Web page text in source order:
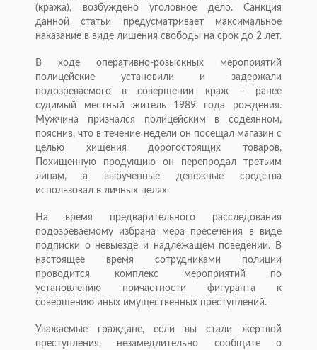
(кража), возбуждено уголовное дело. Санкция
данной статьи предусматривает максимальное
наказание в виде лишения свободы на срок до 2 лет.
В ходе оперативно-розыскных мероприятий
полицейские установили и задержали
подозреваемого в совершении краж – ранее
судимый местный житель 1989 года рождения.
Мужчина признался полицейским в содеянном,
пояснив, что в течение недели он посещал магазин с
целью хищения дорогостоящих товаров.
Похищенную продукцию он перепродал третьим
лицам, а вырученные денежные средства
использовал в личных целях.
На время предварительного расследования
подозреваемому избрана мера пресечения в виде
подписки о невыезде и надлежащем поведении. В
настоящее время сотрудниками полиции
проводится комплекс мероприятий по
установлению причастности фигуранта к
совершению иных имущественных преступлений.
Уважаемые граждане, если вы стали жертвой
преступления, незамедлительно сообщите о